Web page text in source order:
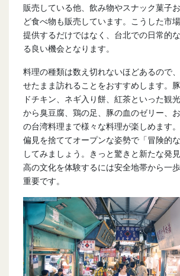
販売している他、飲み物やスナック菓子
ど食べ物も販売しています。こうした市
提供するだけではなく、台北での日常的
る良い機会となります。
料理の種類は数え切れないほどあるので
せたまま訪れることをおすすめします。
ドチキン、ネギ入り餅、紅茶といった観
から臭豆腐、鶏の足、豚の血のゼリー、
の台湾料理まで様々な料理が楽しめます。
偏見を捨ててオープンな姿勢で「冒険的
してみましょう。きっと驚きと新たな発
高の文化を体験するには安全地帯から一
重要です。